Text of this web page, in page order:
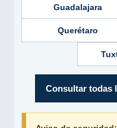
Guadalajara
Querétaro
Consultar todas